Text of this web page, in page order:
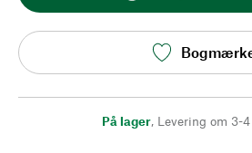
På lager, Levering om 3-